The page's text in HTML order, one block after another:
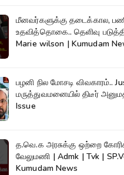
மீனவர்களுக்கு தடைக்கால,
உதவித்தொகை.. தெளிவு
Marie wilson | Kumudam
பழனி நில மோசடி விவகாரம்..
மருத்துவமனையில் திடீர்
Issue
த.வெ.க அரசுக்கு ஒற்றை
வேலுமணி | Admk | Tvk | SP.Velumani |
Kumudam News